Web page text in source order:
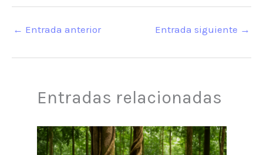
← Entrada anterior Entrada siguiente →
Entradas relacionadas